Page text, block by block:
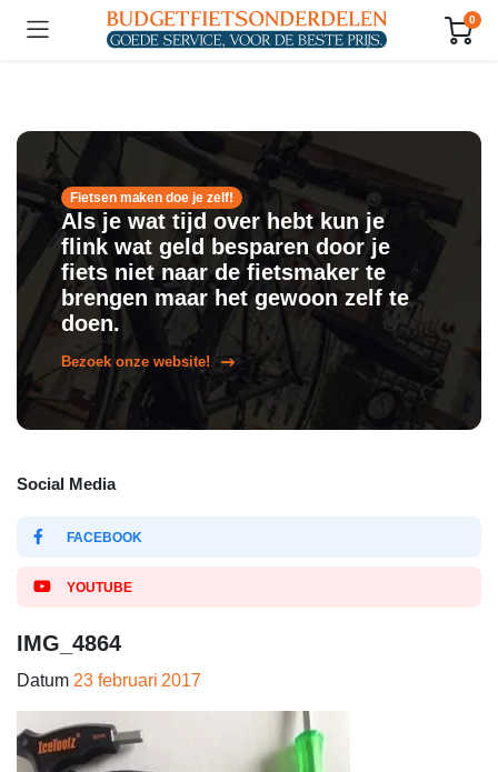
0
Fietsen maken doe je zelf!
Als je wat tijd over hebt kun je
flink wat geld besparen door je
fiets niet naar de fietsmaker te
brengen maar het gewoon zelf te
doen.
Bezoek onze website!
Social Media
FACEBOOK
YOUTUBE
IMG_4864
Datum 23 februari 2017